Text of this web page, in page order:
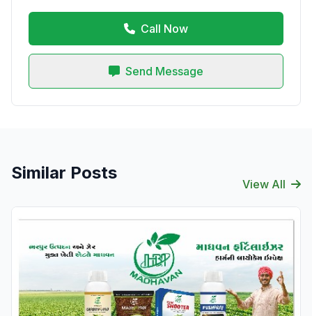
Call Now
Send Message
Similar Posts
View All
Verified